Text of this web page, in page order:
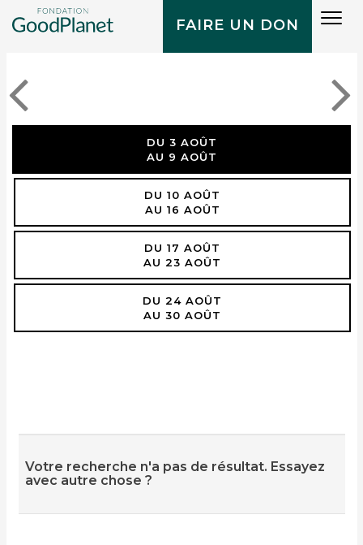
FAIRE UN DON
DU 3 AOÛT
AU 9 AOÛT
DU 10 AOÛT
AU 16 AOÛT
DU 17 AOÛT
AU 23 AOÛT
DU 24 AOÛT
AU 30 AOÛT
Votre recherche n'a pas de résultat. Essayez
avec autre chose ?